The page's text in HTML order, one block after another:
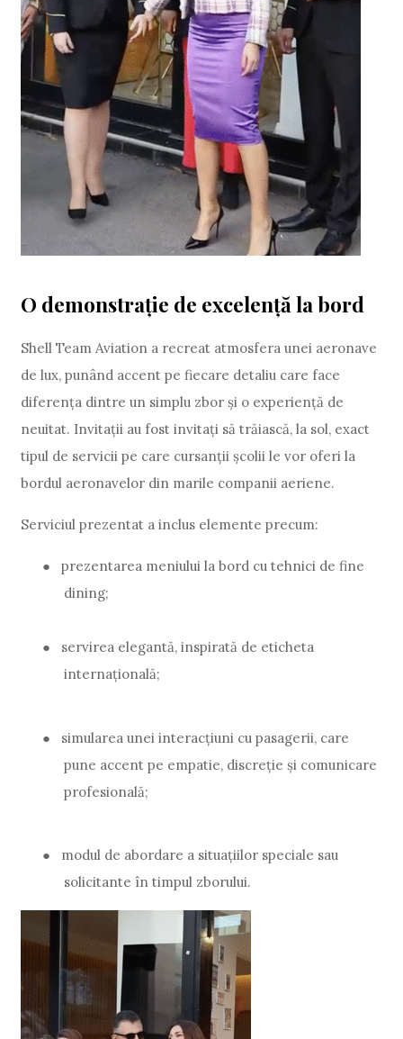
O demonstrație de excelență la bord
Shell Team Aviation a recreat atmosfera unei aeronave
de lux, punând accent pe fiecare detaliu care face
diferența dintre un simplu zbor și o experiență de
neuitat. Invitații au fost invitați să trăiască, la sol, exact
tipul de servicii pe care cursanții școlii le vor oferi la
bordul aeronavelor din marile companii aeriene.
Serviciul prezentat a inclus elemente precum:
●
prezentarea meniului la bord cu tehnici de fine
dining;
●
servirea elegantă, inspirată de eticheta
internațională;
●
simularea unei interacțiuni cu pasagerii, care
pune accent pe empatie, discreție și comunicare
profesională;
●
modul de abordare a situațiilor speciale sau
solicitante în timpul zborului.